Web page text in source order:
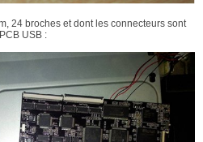
24 broches et dont les connecteurs sont
USB :